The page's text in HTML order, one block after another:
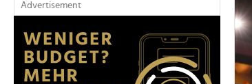
Advertisement